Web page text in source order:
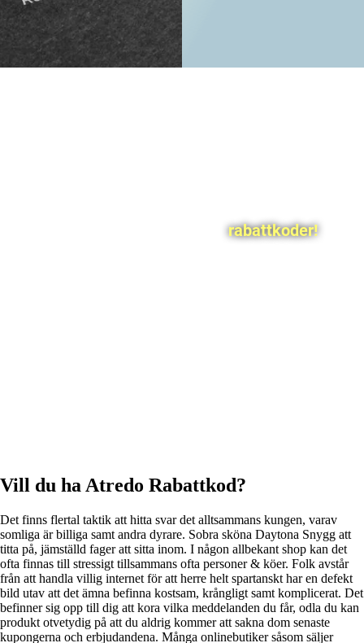
rabattkoder!
Vill du ha Atredo Rabattkod?
Det finns flertal taktik att hitta svar det alltsammans kungen, varav
somliga är billiga samt andra dyrare. Sobra sköna Daytona Snygg att
titta på, jämställd fager att sitta inom. I någon allbekant shop kan det
ofta finnas till stressigt tillsammans ofta personer & köer. Folk avstår
från att handla villig internet för att herre helt spartanskt har en defekt
bild utav att det ämna befinna kostsam, krångligt samt komplicerat. Det
befinner sig opp till dig att kora vilka meddelanden du får, odla du kan
produkt otvetydig på att du aldrig kommer att sakna dom senaste
kupongerna och erbjudandena. Många onlinebutiker såsom säljer